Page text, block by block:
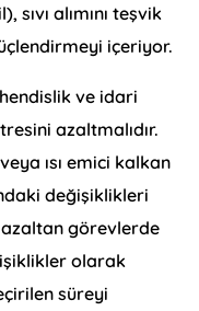
alımını teşvik
içeriyor.
ve idari
azaltmalıdır.
ısı emici kalkan
değişiklikleri
azaltan görevlerde
olarak
süreyi